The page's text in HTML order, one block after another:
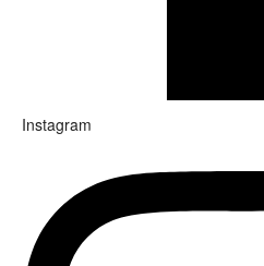
Instagram